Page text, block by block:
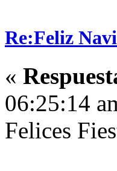
Re:Feliz
«
06:25:14
Felices